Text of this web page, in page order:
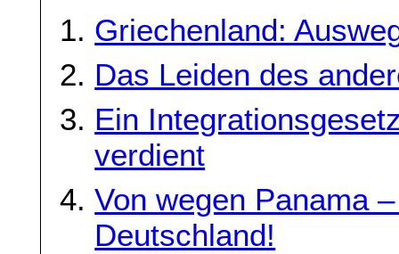
Griechenland:
Das Leiden des
Ein
verdient
Von wegen Panama
Deutschland!